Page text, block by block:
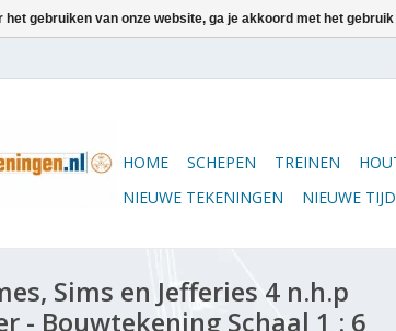
HOME SCHEPEN TREINEN
NIEUWE TEKENINGEN
NIEUWE
Sims en Jefferies 4 n.h.p
- Bouwtekening Schaal 1 : 6
het gebruiken van onze website, ga je akkoord met het